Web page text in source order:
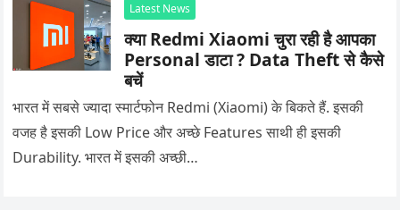
Latest News
क्या Redmi Xiaomi चुरा रही है आपका
Personal डाटा ? Data Theft से कैसे
बचें
भारत में सबसे ज्यादा स्मार्टफोन Redmi (Xiaomi) के बिकते हैं. इसकी
वजह है इसकी Low Price और अच्छे Features साथी ही इसकी
Durability. भारत में इसकी अच्छी…